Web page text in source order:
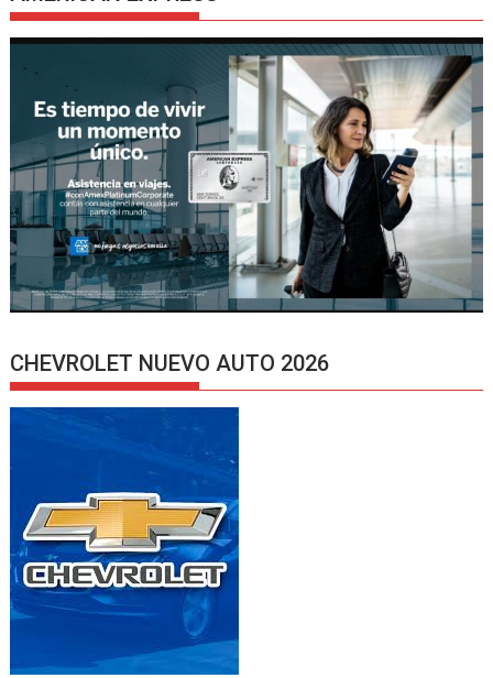
CHEVROLET NUEVO AUTO 2026